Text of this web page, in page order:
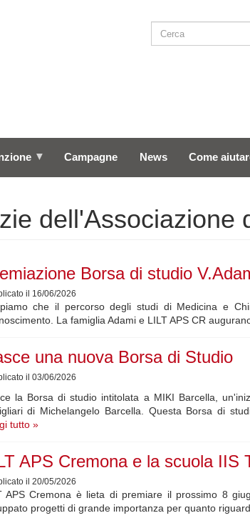
SEARCH
Campagne News Come
dell'Associazione
Borsa di studio
il 16/06/2026
che il percorso degli studi di Medicina e
La famiglia Adami e LILT APS CR
una nuova Borsa di Studio
il 03/06/2026
la Borsa di studio intitolata a MIKI Barcella,
di Michelangelo Barcella. Questa Borsa di
tutto »
APS Cremona e la scuola IIS
il 20/05/2026
APS Cremona è lieta di premiare il prossimo 8
progetti di grande importanza per quanto